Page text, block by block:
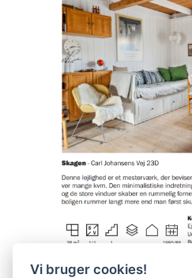
Vi bruger cookies!